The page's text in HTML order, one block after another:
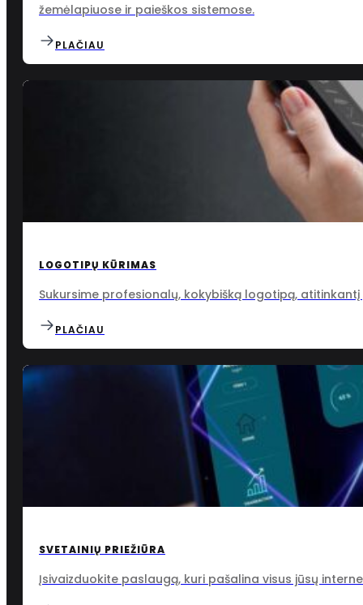
žemėlapiuose ir paieškos sistemose.
PLAČIAU
LOGOTIPŲ KŪRIMAS
Sukursime profesionalų, kokybišką logotipą, atitinkantį
PLAČIAU
SVETAINIŲ PRIEŽIŪRA
Įsivaizduokite paslaugą, kuri pašalina visus jūsų